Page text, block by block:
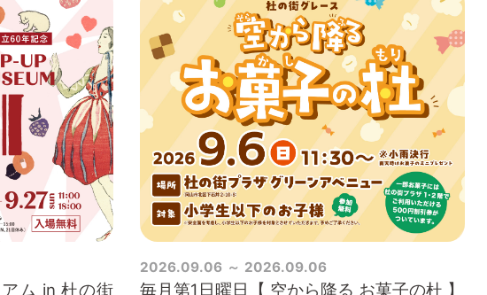
ム in 杜の街
2026.09.06 2026.09.06
毎月第1日曜日【 空から降る お菓子の杜 】